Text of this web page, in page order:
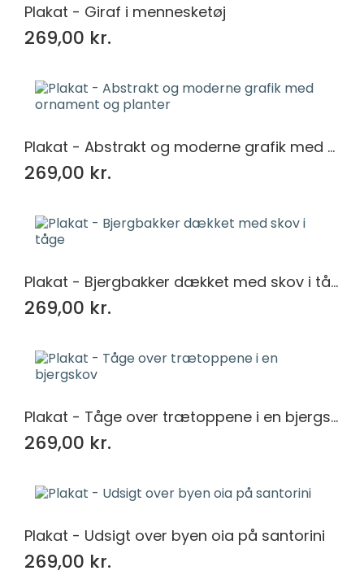
Plakat - Giraf i mennesketøj
269,00 kr.
Plakat - Abstrakt og moderne grafik med ornament og planter
269,00 kr.
Plakat - Bjergbakker dækket med skov i tåge
269,00 kr.
Plakat - Tåge over trætoppene i en bjergskov
269,00 kr.
Plakat - Udsigt over byen oia på santorini
269,00 kr.